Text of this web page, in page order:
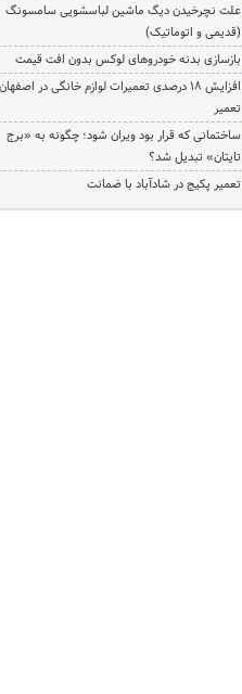
علت نچرخیدن دیگ ماشین لباسشویی سامسونگ
(قدیمی و اتوماتیک)
بازسازی بدنه خودروهای لوکس بدون افت قیمت
افزایش ۱۸ درصدی تعمیرات لوازم خانگی در اصفهان
تعمیر
ساختمانی که قرار بود ویران شود؛ چگونه به «برج
تایتان» تبدیل شد؟
تعمیر پکیج در شادآباد با ضمانت